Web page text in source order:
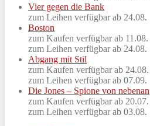
Vier gegen die Bank
zum Leihen verfügbar ab 24.08.
Boston
zum Kaufen verfügbar ab 11.08.
zum Leihen verfügbar ab 24.08.
Abgang mit Stil
zum Kaufen verfügbar ab 24.08.
zum Leihen verfügbar ab 07.09.
Die Jones – Spione von nebenan
zum Kaufen verfügbar ab 20.07.
zum Leihen verfügbar ab 03.08.